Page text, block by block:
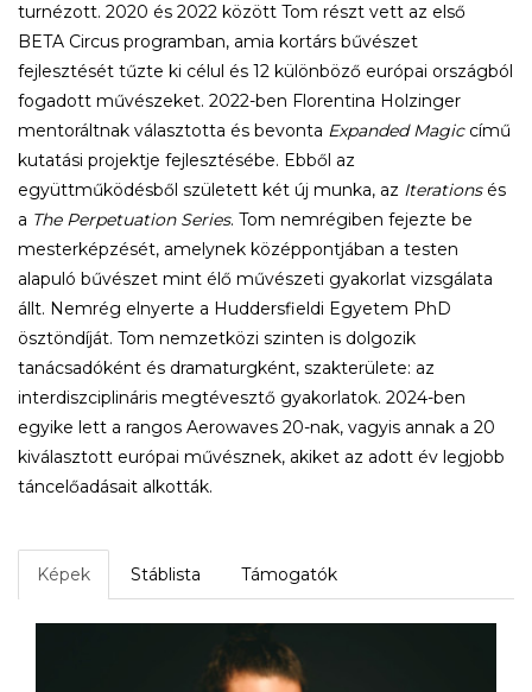
turnézott. 2020 és 2022 között Tom részt vett az első
BETA Circus programban, amia kortárs bűvészet
fejlesztését tűzte ki célul és 12 különböző európai országból
fogadott művészeket. 2022-ben Florentina Holzinger
mentoráltnak választotta és bevonta Expanded Magiccímű
kutatási projektje fejlesztésébe. Ebből az
együttműködésből született két új munka, az Iterationsés
a The Perpetuation Series. Tom nemrégiben fejezte be
mesterképzését, amelynek középpontjában a testen
alapuló bűvészet mint élő művészeti gyakorlat vizsgálata
állt. Nemrég elnyerte a Huddersfieldi Egyetem PhD
ösztöndíját. Tom nemzetközi szinten is dolgozik
tanácsadóként és dramaturgként, szakterülete: az
interdiszciplináris megtévesztő gyakorlatok. 2024-ben
egyike lett a rangos Aerowaves 20-nak, vagyis annak a 20
kiválasztott európai művésznek, akiket az adott év legjobb
táncelőadásait alkották.
Képek Stáblista Támogatók